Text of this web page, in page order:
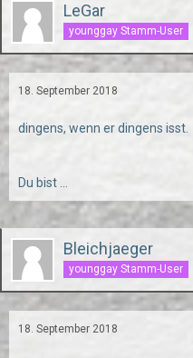
LeGar
younggay Stamm-User
18. September 2018
dingens, wenn er dingens isst.
Du bist ...
Bleichjaeger
younggay Stamm-User
18. September 2018